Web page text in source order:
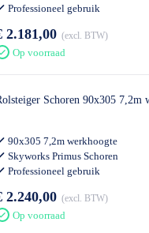
Professioneel gebruik
2.181,00 excl. BTW
Op voorraad
Schoren 90x305 7,2m
90x305 7,2m werkhoogte
Skyworks Primus Schoren
Professioneel gebruik
2.240,00 excl. BTW
Op voorraad